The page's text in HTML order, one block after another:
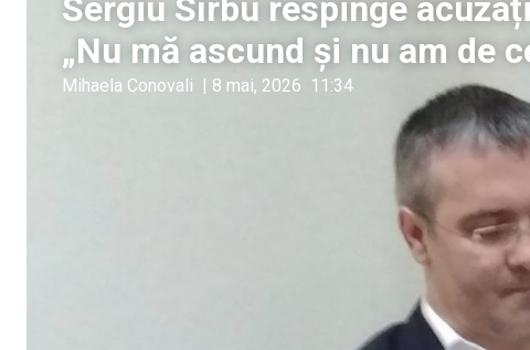
Sergiu Sîrbu respinge
„Nu mă ascund și nu am de
Mihaela Conovali | 8 mai, 2026 11:34